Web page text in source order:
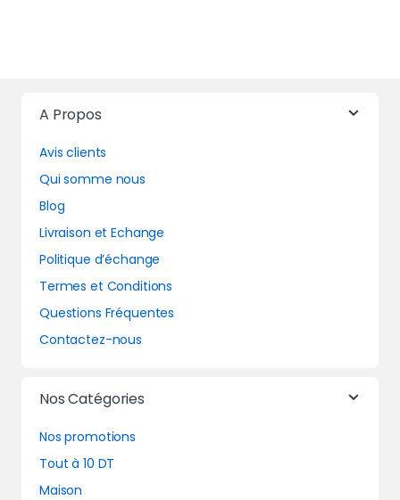
A Propos
Avis clients
Qui somme nous
Blog
Livraison et Echange
Politique d’échange
Termes et Conditions
Questions Fréquentes
Contactez-nous
Nos Catégories
Nos promotions
Tout à 10 DT
Maison